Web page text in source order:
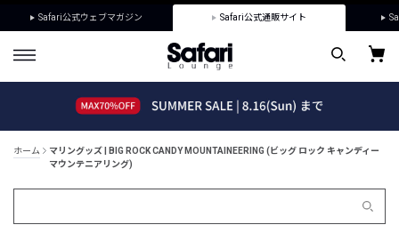
Safari公式ウェブマガジン Safari公式通販サイト
ホーム
マリングッズ | BIG ROCK CANDY MOUNTAINEERING (ビッグ ロック キャンディー
マウンテニアリング)